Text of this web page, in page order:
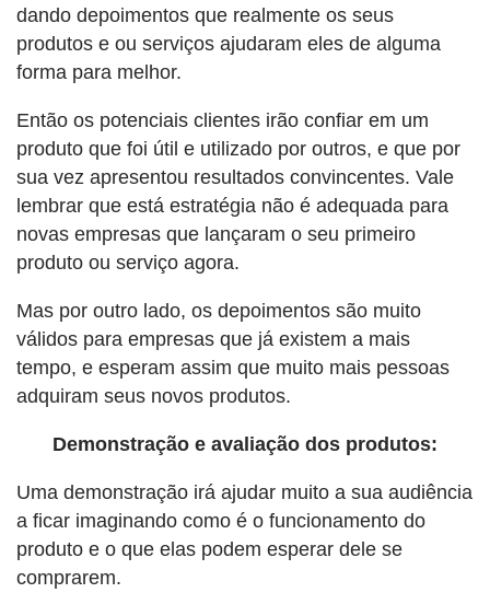
dando depoimentos que realmente os seus
produtos e ou serviços ajudaram eles de alguma
forma para melhor.
Então os potenciais clientes irão confiar em um
produto que foi útil e utilizado por outros, e que por
sua vez apresentou resultados convincentes. Vale
lembrar que está estratégia não é adequada para
novas empresas que lançaram o seu primeiro
produto ou serviço agora.
Mas por outro lado, os depoimentos são muito
válidos para empresas que já existem a mais
tempo, e esperam assim que muito mais pessoas
adquiram seus novos produtos.
Demonstração e avaliação dos produtos:
Uma demonstração irá ajudar muito a sua audiência
a ficar imaginando como é o funcionamento do
produto e o que elas podem esperar dele se
comprarem.